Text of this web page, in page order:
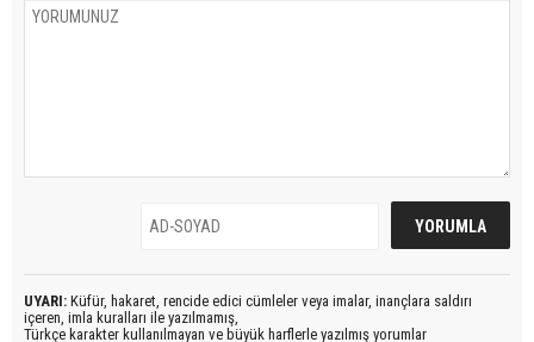
UYARI: Küfür, hakaret, rencide edici cümleler veya imalar, inançlara saldırı
içeren, imla kuralları ile yazılmamış,
Türkçe karakter kullanılmayan ve büyük harflerle yazılmış yorumlar